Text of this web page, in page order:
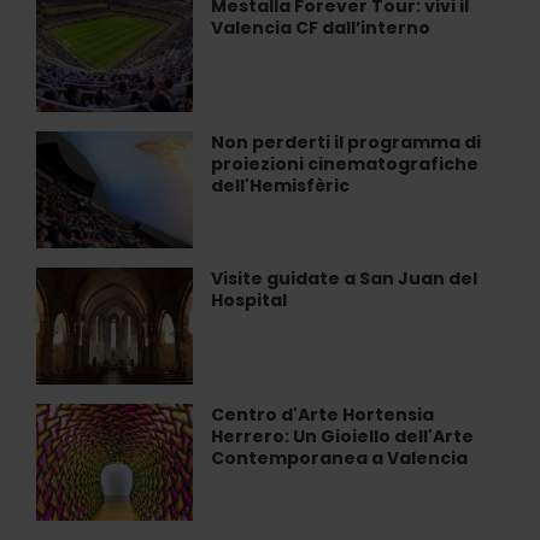
a
Valencia
Mestalla Forever Tour: vivi il
Valencia CF dall’interno
Mestalla
Forever
Tour:
vivi
il
Valencia
dall’interno
Non perderti il programma di
proiezioni cinematografiche
dell'Hemisfèric
Non
perderti
il
programma
di
proiezioni
cinematografiche
dell'Hemisfèric
Visite guidate a San Juan del
Hospital
Visite
guidate
a
Juan
del
Hospital
Centro d'Arte Hortensia
Herrero: Un Gioiello dell'Arte
Contemporanea a Valencia
Centro
d'Arte
Hortensia
Herrero:
Un